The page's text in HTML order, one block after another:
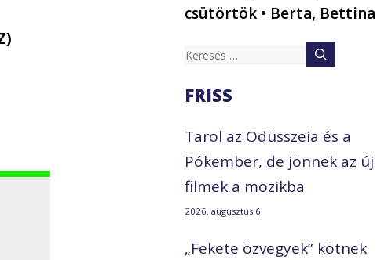
csütörtök • Berta, Bettina
Keresés:
FRISS
Tarol az Odüsszeia és a
Pókember, de jönnek az új
filmek a mozikba
2026. augusztus 6.
„Fekete özvegyek” kötnek